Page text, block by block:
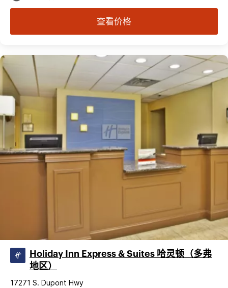
查看价格
Holiday Inn Express & Suites 哈灵顿（多弗
地区）
17271 S. Dupont Hwy